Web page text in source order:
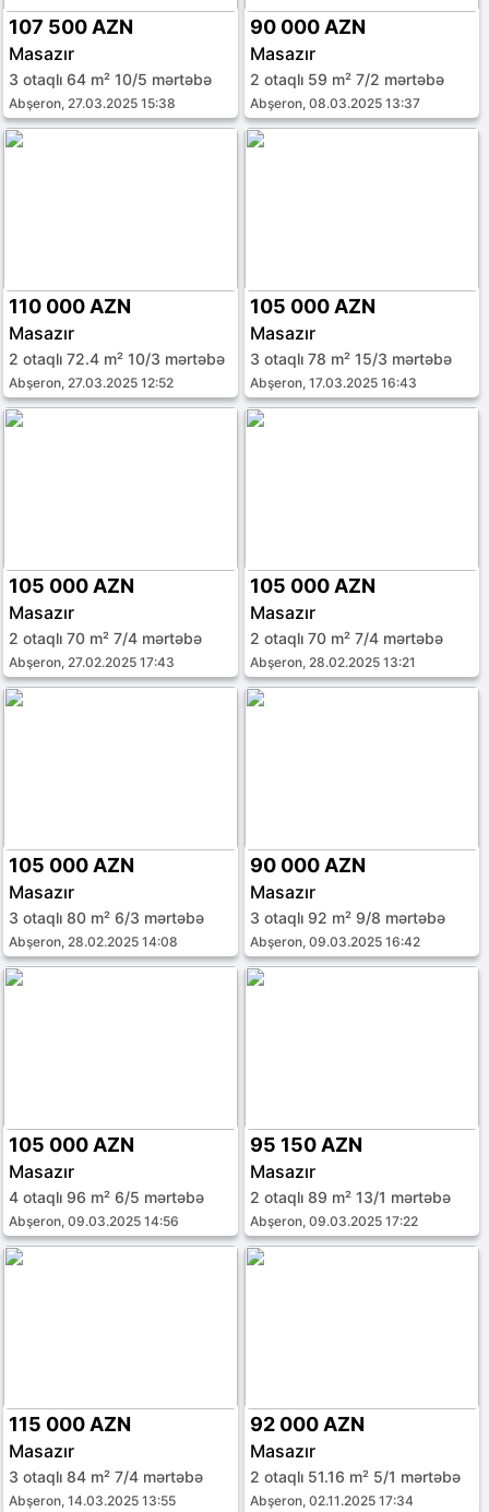
107 500 AZN
Masazır
3 otaqlı 64 m² 10/5 mərtəbə
Abşeron, 27.03.2025 15:38
90 000 AZN
Masazır
2 otaqlı 59 m² 7/2 mərtəbə
Abşeron, 08.03.2025 13:37
110 000 AZN
Masazır
2 otaqlı 72.4 m² 10/3 mərtəbə
Abşeron, 27.03.2025 12:52
105 000 AZN
Masazır
3 otaqlı 78 m² 15/3 mərtəbə
Abşeron, 17.03.2025 16:43
105 000 AZN
Masazır
2 otaqlı 70 m² 7/4 mərtəbə
Abşeron, 27.02.2025 17:43
105 000 AZN
Masazır
2 otaqlı 70 m² 7/4 mərtəbə
Abşeron, 28.02.2025 13:21
105 000 AZN
Masazır
3 otaqlı 80 m² 6/3 mərtəbə
Abşeron, 28.02.2025 14:08
90 000 AZN
Masazır
3 otaqlı 92 m² 9/8 mərtəbə
Abşeron, 09.03.2025 16:42
105 000 AZN
Masazır
4 otaqlı 96 m² 6/5 mərtəbə
Abşeron, 09.03.2025 14:56
95 150 AZN
Masazır
2 otaqlı 89 m² 13/1 mərtəbə
Abşeron, 09.03.2025 17:22
115 000 AZN
Masazır
3 otaqlı 84 m² 7/4 mərtəbə
Abşeron, 14.03.2025 13:55
92 000 AZN
Masazır
2 otaqlı 51.16 m² 5/1 mərtəbə
Abşeron, 02.11.2025 17:34